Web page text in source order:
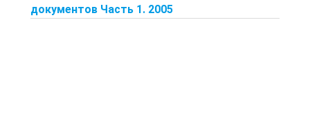
документов Часть 1. 2005